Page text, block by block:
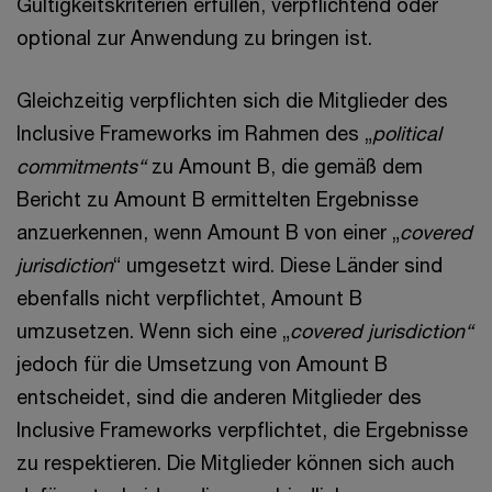
optional zur Anwendung zu bringen ist.
Gleichzeitig verpflichten sich die Mitglieder des
Inclusive Frameworks im Rahmen des „political
commitments“zu Amount B, die gemäß dem
Bericht zu Amount B ermittelten Ergebnisse
anzuerkennen, wenn Amount B von einer „covered
jurisdiction“ umgesetzt wird. Diese Länder sind
ebenfalls nicht verpflichtet, Amount B
umzusetzen. Wenn sich eine „covered jurisdiction“
jedoch für die Umsetzung von Amount B
entscheidet, sind die anderen Mitglieder des
Inclusive Frameworks verpflichtet, die Ergebnisse
zu respektieren. Die Mitglieder können sich auch